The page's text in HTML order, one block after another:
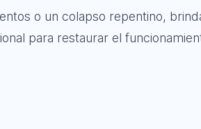
o un colapso repentino,
para restaurar el